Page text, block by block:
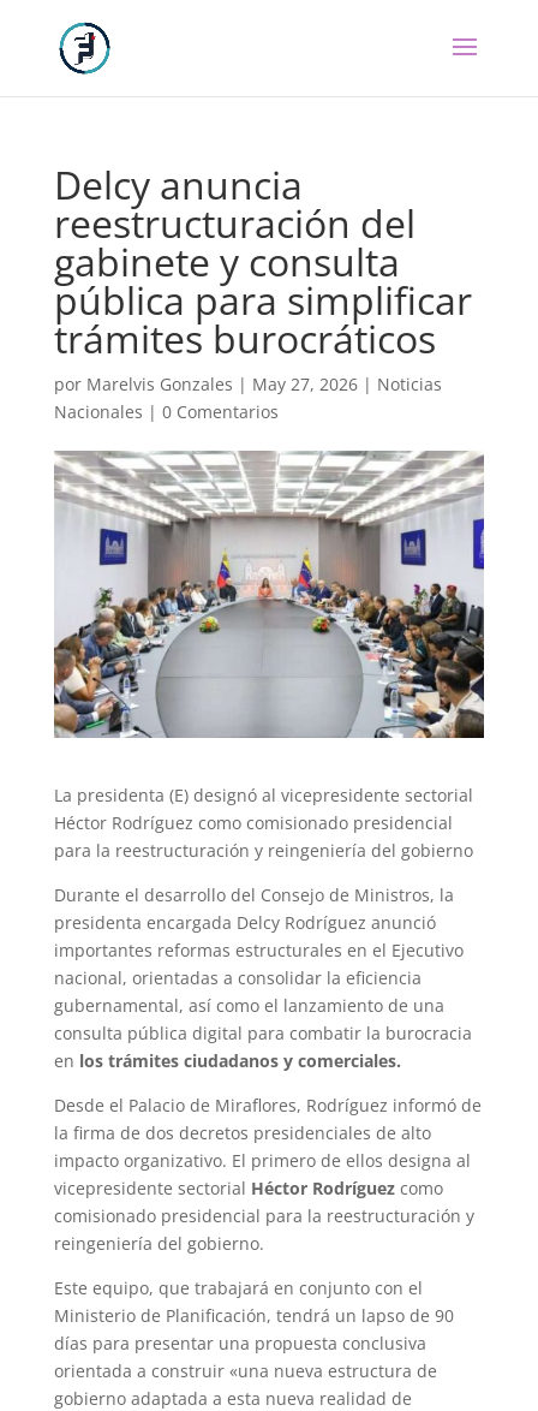
Delcy anuncia
reestructuración del
gabinete y consulta
pública para simplificar
trámites burocráticos
por Marelvis Gonzales | May 27, 2026| Noticias
Nacionales | 0 Comentarios
La presidenta (E) designó al vicepresidente sectorial
Héctor Rodríguez como comisionado presidencial
para la reestructuración y reingeniería del gobierno
Durante el desarrollo del Consejo de Ministros, la
presidenta encargada Delcy Rodríguez anunció
importantes reformas estructurales en el Ejecutivo
nacional, orientadas a consolidar la eficiencia
gubernamental, así como el lanzamiento de una
consulta pública digital para combatir la burocracia
en los trámites ciudadanos y comerciales.
Desde el Palacio de Miraflores, Rodríguez informó de
la firma de dos decretos presidenciales de alto
impacto organizativo. El primero de ellos designa al
vicepresidente sectorial Héctor Rodríguezcomo
comisionado presidencial para la reestructuración y
reingeniería del gobierno.
Este equipo, que trabajará en conjunto con el
Ministerio de Planificación, tendrá un lapso de 90
días para presentar una propuesta conclusiva
orientada a construir «una nueva estructura de
gobierno adaptada a esta nueva realidad de